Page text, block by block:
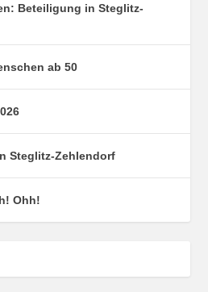
Beteiligung in Steglitz-
ab 50
Steglitz-Zehlendorf
Ohh!